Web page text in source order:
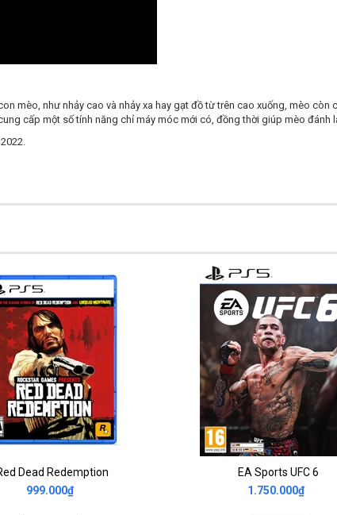
mèo, như nhảy cao và nhảy xa hay gạt đồ từ trên cao xuống, mèo
cấp một số tính năng chỉ máy móc mới có, đồng thời giúp mèo
Dead Redemption
999.000₫
EA Sports UFC 6
1.750.000₫